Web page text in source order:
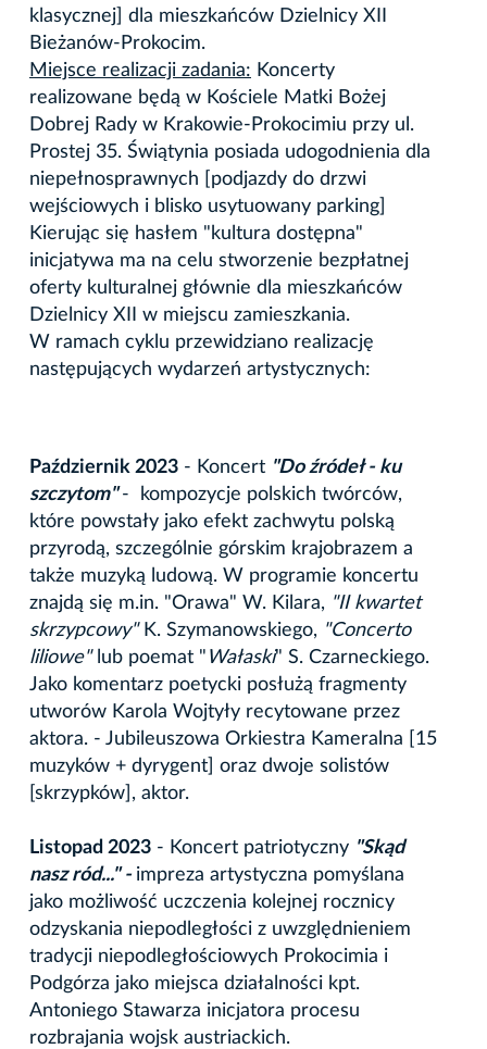
klasycznej] dla mieszkańców Dzielnicy XII
Bieżanów-Prokocim.
Miejsce realizacji zadania: Koncerty
realizowane będą w Kościele Matki Bożej
Dobrej Rady w Krakowie-Prokocimiu przy ul.
Prostej 35. Świątynia posiada udogodnienia dla
niepełnosprawnych [podjazdy do drzwi
wejściowych i blisko usytuowany parking]
Kierując się hasłem "kultura dostępna"
inicjatywa ma na celu stworzenie bezpłatnej
oferty kulturalnej głównie dla mieszkańców
Dzielnicy XII w miejscu zamieszkania.
W ramach cyklu przewidziano realizację
następujących wydarzeń artystycznych:
Październik 2023 - Koncert "Do źródeł - ku
szczytom" - kompozycje polskich twórców,
które powstały jako efekt zachwytu polską
przyrodą, szczególnie górskim krajobrazem a
także muzyką ludową. W programie koncertu
znajdą się m.in. "Orawa" W. Kilara, "II kwartet
skrzypcowy" K. Szymanowskiego, "Concerto
liliowe" lub poemat " Wałaski" S. Czarneckiego.
Jako komentarz poetycki posłużą fragmenty
utworów Karola Wojtyły recytowane przez
aktora. - Jubileuszowa Orkiestra Kameralna [15
muzyków + dyrygent] oraz dwoje solistów
[skrzypków], aktor.
Listopad 2023 - Koncert patriotyczny "Skąd
nasz ród..." - impreza artystyczna pomyślana
jako możliwość uczczenia kolejnej rocznicy
odzyskania niepodległości z uwzględnieniem
tradycji niepodległościowych Prokocimia i
Podgórza jako miejsca działalności kpt.
Antoniego Stawarza inicjatora procesu
rozbrajania wojsk austriackich.